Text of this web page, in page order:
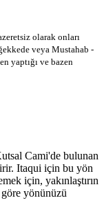
olarak onları
veya Mustahab -
yaptığı ve bazen
Cami'de bulunan
Itaqui için bu yön
için, yakınlaştırın
yönünüzü